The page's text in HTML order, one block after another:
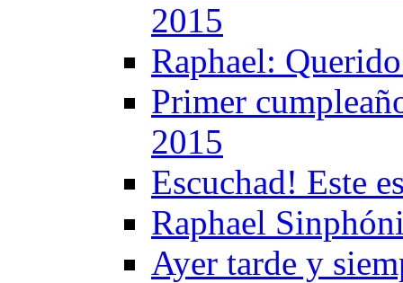
2015
Raphael:
Primer
2015
Escuchad! Este
Raphael
Ayer tarde y